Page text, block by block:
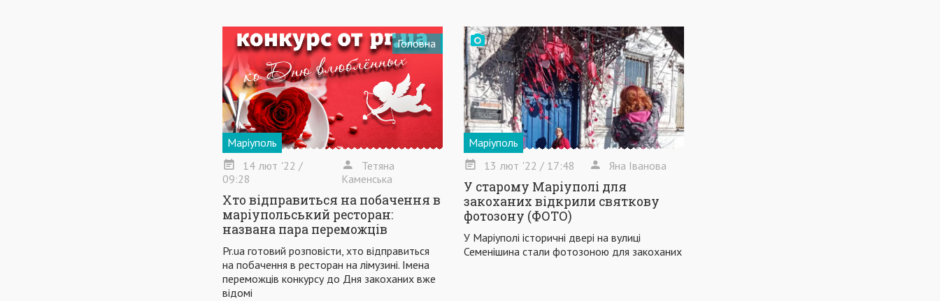
Головна
Маріуполь
14 лют '22 /
09:28
Тетяна
Каменська
Хто відправиться на побачення в
маріупольський ресторан:
названа пара переможців
Pr.ua готовий розповісти, хто відправиться
на побачення в ресторан на лімузині. Імена
переможців конкурсу до Дня закоханих вже
відомі
Маріуполь
13 лют '22 / 17:48 Яна Іванова
У старому Маріуполі для
закоханих відкрили святкову
фотозону (ФОТО)
У Маріуполі історичні двері на вулиці
Семенішина стали фотозоною для закоханих